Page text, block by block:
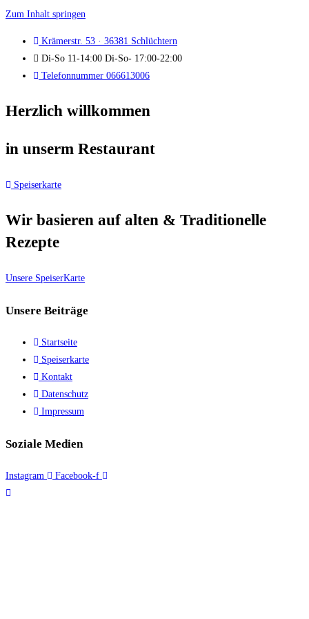
Zum Inhalt springen
Krämerstr. 53 · 36381 Schlüchtern
Di-So 11-14:00 Di-So- 17:00-22:00
Telefonnummer 066613006
Herzlich willkommen
in unserm Restaurant
Speiserkarte
Wir basieren auf alten & Traditionelle
Rezepte
Unsere SpeiserKarte
Unsere Beiträge
Startseite
Speiserkarte
Kontakt
Datenschutz
Impressum
Soziale Medien
Instagram Facebook-f